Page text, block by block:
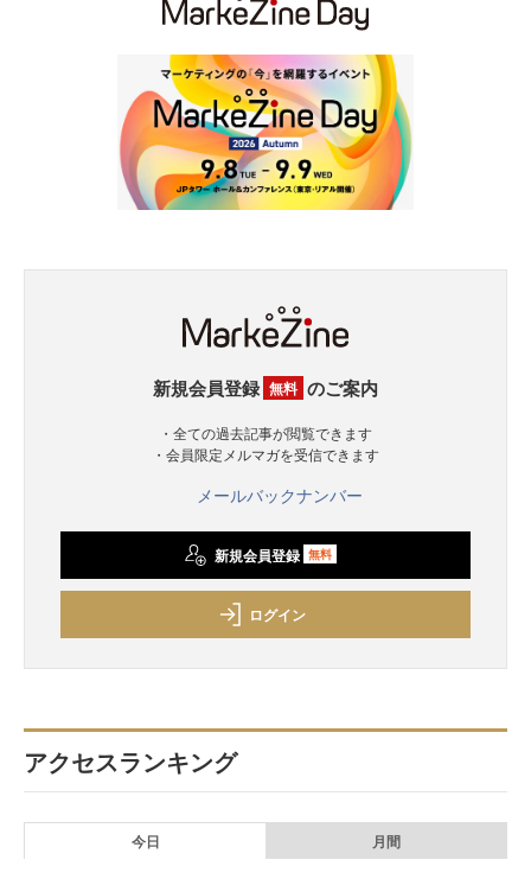
新規会員登録 無料 のご案内
・全ての過去記事が閲覧できます
・会員限定メルマガを受信できます
メールバックナンバー
新規会員登録 無料
ログイン
アクセスランキング
今日 月間